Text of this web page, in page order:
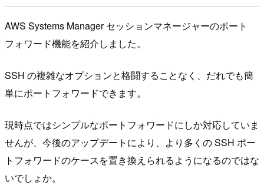
AWS Systems Manager セッションマネージャーのポート
フォワード機能を紹介しました。
SSH の複雑なオプションと格闘することなく、だれでも簡
単にポートフォワードできます。
現時点ではシンプルなポートフォワードにしか対応していま
せんが、今後のアップデートにより、より多くの SSH ポー
トフォワードのケースを置き換えられるようになるのではな
いでしょか。